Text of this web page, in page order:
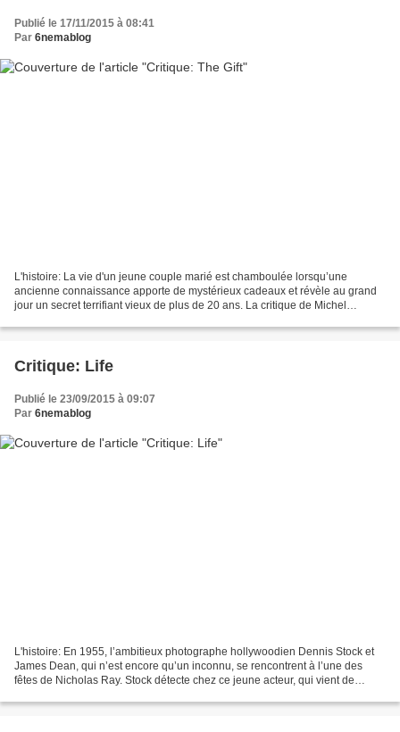
Publié le 17/11/2015 à 08:41
Par 6nemablog
L'histoire: La vie d'un jeune couple marié est chamboulée lorsqu’une
ancienne connaissance apporte de mystérieux cadeaux et révèle au grand
jour un secret terrifiant vieux de plus de 20 ans. La critique de Michel
Critique: Life
Publié le 23/09/2015 à 09:07
Par 6nemablog
L'histoire: En 1955, l’ambitieux photographe hollywoodien Dennis Stock et
James Dean, qui n’est encore qu’un inconnu, se rencontrent à l’une des
fêtes de Nicholas Ray. Stock détecte chez ce jeune acteur, qui vient de